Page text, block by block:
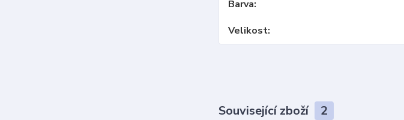
Barva
Velikost
Související zboží 2